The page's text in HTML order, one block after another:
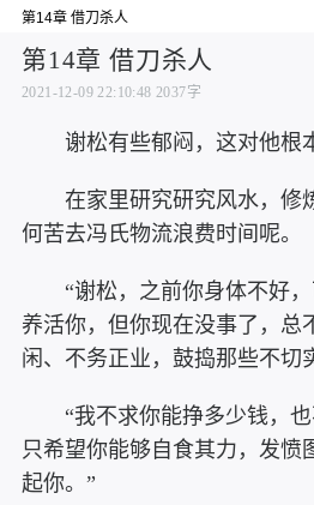
第14章 借刀杀人
第14章 借刀杀人
2021-12-09 22:10:48 2037字
谢松有些郁闷，这对他根
在家里研究研究风水，修
何苦去冯氏物流浪费时间呢。
“谢松，之前你身体不好
养活你，但你现在没事了，总
闲、不务正业，鼓捣那些不切
“我不求你能挣多少钱，
只希望你能够自食其力，发愤
起你。”